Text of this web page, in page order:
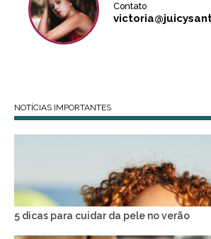
Contato
NOTÍCIAS IMPORTANTES
5 dicas para cuidar da pele no verão